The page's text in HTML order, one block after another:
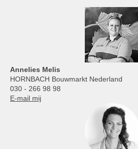
Annelies Melis
HORNBACH Bouwmarkt Nederland
030 - 266 98 98
E-mail mij